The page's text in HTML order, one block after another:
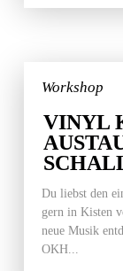
Workshop
VINYL
Du liebst den
gern in Kisten
neue Musik
OKH...